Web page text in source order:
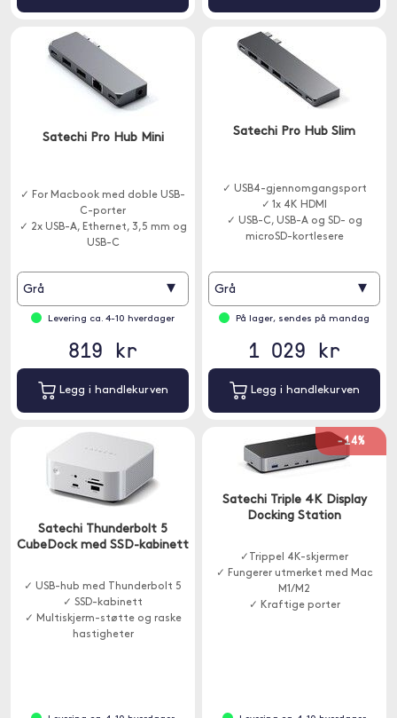
Satechi Pro Hub Mini
✓ For Macbook med doble USB-
C-porter
✓ 2x USB-A, Ethernet, 3,5 mm og
USB-C
Grå ▾
Levering ca. 4-10 hverdager
819 kr
Legg i handlekurven
Satechi Pro Hub Slim
✓ USB4-gjennomgangsport
✓ 1x 4K HDMI
✓ USB-C, USB-A og SD- og
microSD-kortlesere
Grå ▾
På lager, sendes på mandag
1 029 kr
Legg i handlekurven
Satechi Thunderbolt 5
CubeDock med SSD-kabinett
✓ USB-hub med Thunderbolt 5
✓ SSD-kabinett
✓ Multiskjerm-støtte og raske
hastigheter
-14%
Satechi Triple 4K Display
Docking Station
✓Trippel 4K-skjermer
✓ Fungerer utmerket med Mac
M1/M2
✓ Kraftige porter